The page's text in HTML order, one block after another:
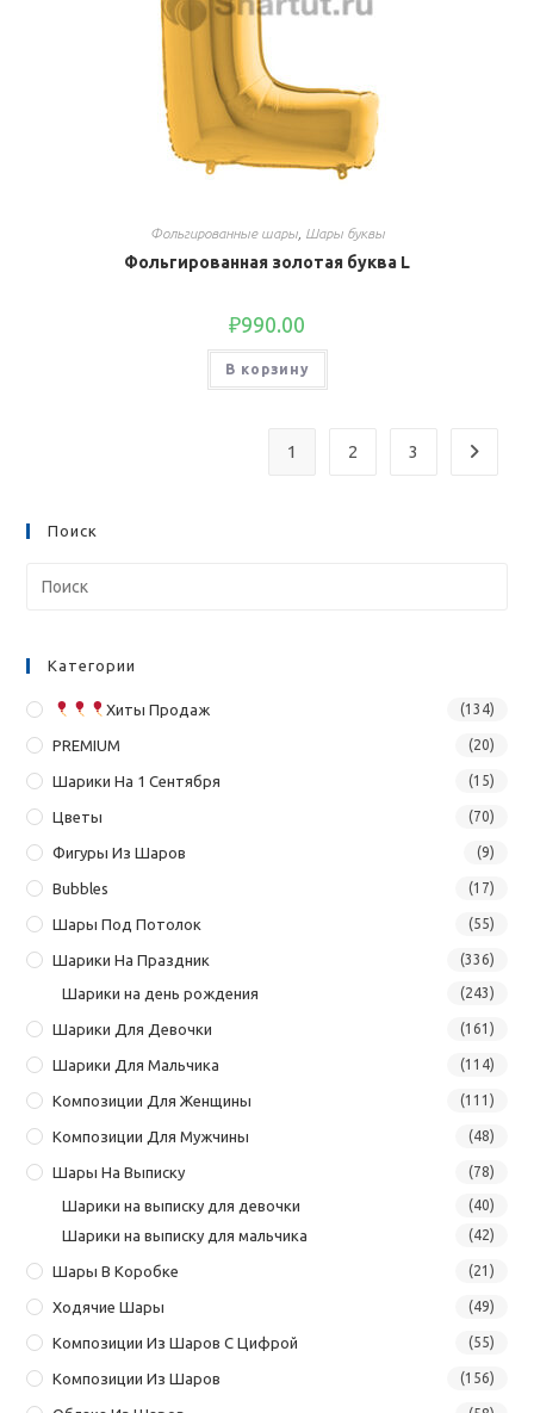
Фольгированные шары, Шары буквы
Фольгированная золотая буква L
₽990.00
В корзину
1 2 3
Поиск
Категории
Хиты Продаж (134)
PREMIUM (20)
Шарики На 1 Сентября (15)
Цветы (70)
Фигуры Из Шаров (9)
Bubbles (17)
Шары Под Потолок (55)
Шарики На Праздник (336)
Шарики на день рождения (243)
Шарики Для Девочки (161)
Шарики Для Мальчика (114)
Композиции Для Женщины (111)
Композиции Для Мужчины (48)
Шары На Выписку (78)
Шарики на выписку для девочки (40)
Шарики на выписку для мальчика (42)
Шары В Коробке (21)
Ходячие Шары (49)
Композиции Из Шаров С Цифрой (55)
Композиции Из Шаров (156)